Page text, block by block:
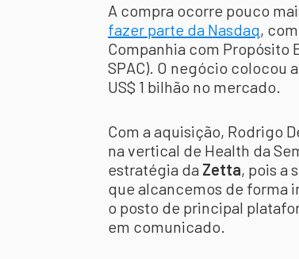
A compra ocorre pouco
fazer parte da Nasdaq,
Companhia com Propósito
SPAC). O negócio colocou
US$ 1 bilhão no mercado.
Com a aquisição, Rodrigo
na vertical de Health da
estratégia da Zetta, pois a
que alcancemos de forma
o posto de principal
em comunicado.